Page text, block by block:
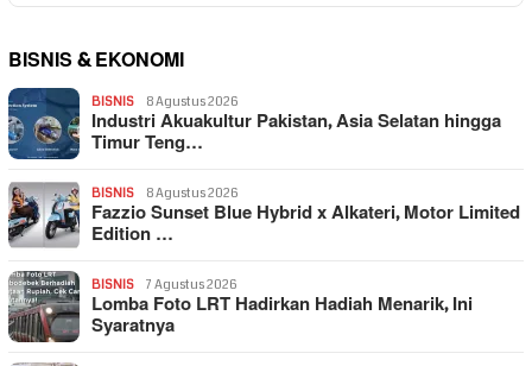
BISNIS & EKONOMI
BISNIS 8 Agustus 2026
Industri Akuakultur Pakistan, Asia Selatan hingga
Timur Teng…
BISNIS 8 Agustus 2026
Fazzio Sunset Blue Hybrid x Alkateri, Motor Limited
Edition …
BISNIS 7 Agustus 2026
Lomba Foto LRT Hadirkan Hadiah Menarik, Ini
Syaratnya